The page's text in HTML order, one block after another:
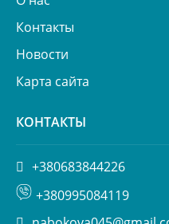
Контакты
Новости
Карта сайта
КОНТАКТЫ
+380683844226
+380995084119